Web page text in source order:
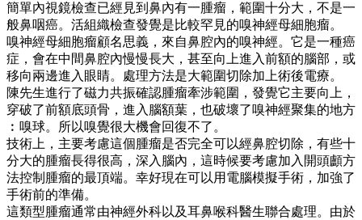
簡單內視鏡檢查已經見到鼻內有一腫瘤，範圍十分大，不是一
般鼻咽癌。活組織檢查發覺是比較罕見的嗅神經母細胞瘤。
嗅神經母細胞瘤顧名思義，來自鼻腔內的嗅神經。它是一種癌
症，會在中間鼻腔內慢慢長大，甚至向上進入前額的腦部，或
移向兩邊進入眼睛。處理方法是大範圍切除加上術後電療。
陳先生進行了磁力共振確認腫瘤牽涉範圍，發覺它主要向上，
穿破了前額底頭骨，進入腦額葉，也破壞了嗅神經聚集的地方
︰嗅球。所以嗅覺很大機會回復不了。
技術上，主要考慮這個腫瘤是否完全可以經鼻腔切除，有些十
分大的腫瘤長得很高，深入腦內，這時候要考慮加入開頭顱方
法控制腫瘤的最頂端。幸好現在可以用電腦模擬手術，加強了
手術前的準備。
這類型腫瘤通常由神經外科以及耳鼻喉科醫生聯合處理。由於